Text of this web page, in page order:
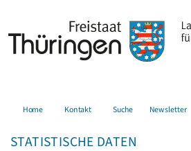
Home Kontakt Suche Newsletter
STATISTISCHE DATEN